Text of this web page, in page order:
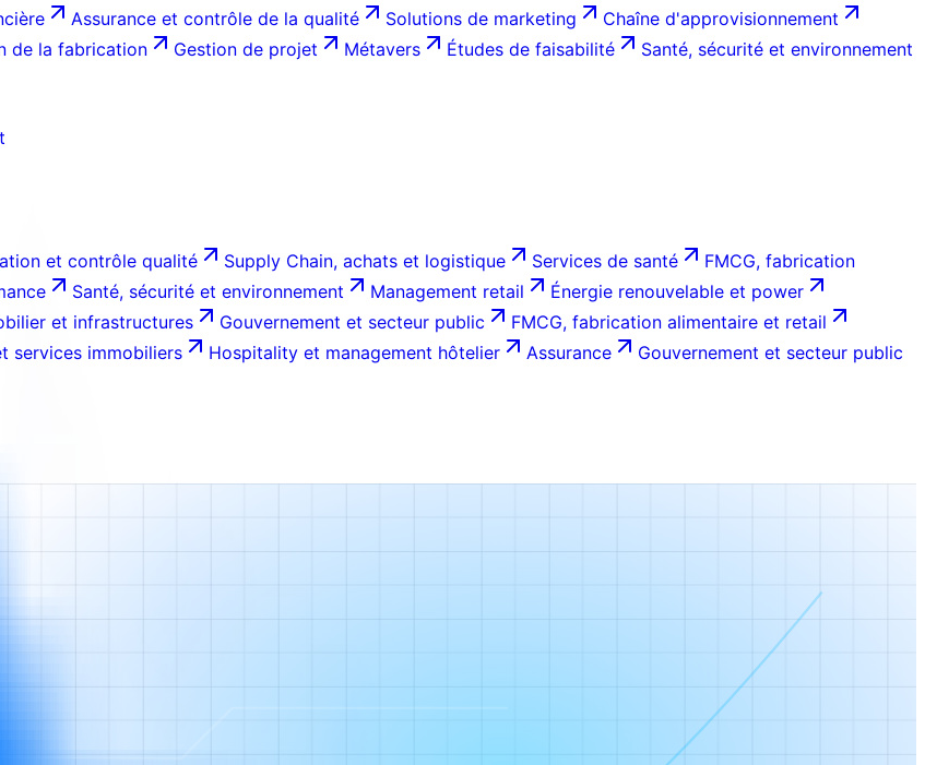
Assurance et contrôle de la qualité Solutions de marketing
Chaîne d'approvisionnement
de la fabrication Gestion de projet Métavers Études de faisabilité
Santé, sécurité et environnement
et contrôle qualité Supply Chain, achats et logistique Services de santé
FMCG, fabrication
Santé, sécurité et environnement Management retail
Énergie renouvelable et power
et infrastructures Gouvernement et secteur public
FMCG, fabrication alimentaire et retail
services immobiliers Hospitality et management hôtelier Assurance
Gouvernement et secteur public